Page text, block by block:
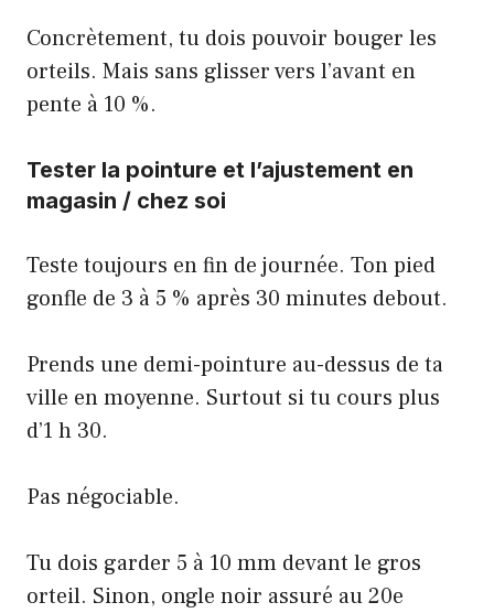
Concrètement, tu dois pouvoir bouger les
orteils. Mais sans glisser vers l’avant en
pente à 10 %.
Tester la pointure et l’ajustement en
magasin / chez soi
Teste toujours en fin de journée. Ton pied
gonfle de 3 à 5 % après 30 minutes debout.
Prends une demi-pointure au-dessus de ta
ville en moyenne. Surtout si tu cours plus
d’1 h 30.
Pas négociable.
Tu dois garder 5 à 10 mm devant le gros
orteil. Sinon, ongle noir assuré au 20e